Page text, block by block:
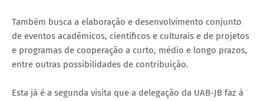
Também busca a elaboração e desenvolvimento conjunto
de eventos acadêmicos, científicos e culturais e de projetos
e programas de cooperação a curto, médio e longo prazos,
entre outras possibilidades de contribuição.
Esta já é a segunda visita que a delegação da UAB-JB faz à